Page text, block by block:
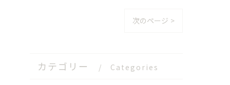
次のページ >
カテゴリー Categories